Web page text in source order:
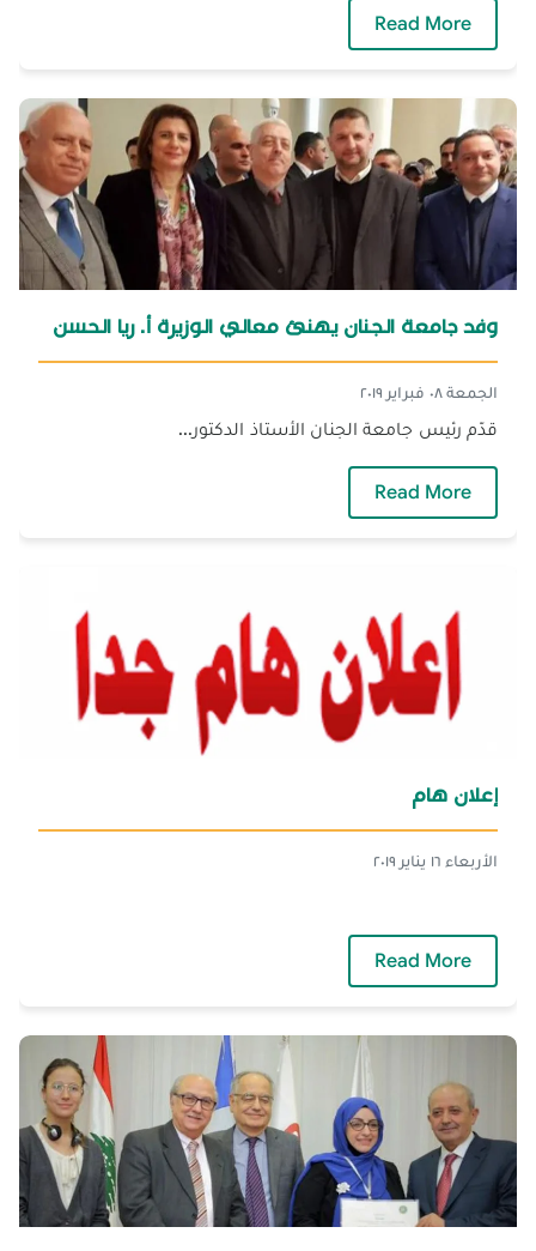
Read More
وفد جامعة الجنان يهنئ معالي الوزيرة أ. ريا الحسن
الجمعة ٠٨ فبراير ٢٠١٩
قدّم رئيس جامعة الجنان الأستاذ الدكتور...
Read More
إعلان هام
الأربعاء ١٦ يناير ٢٠١٩
Read More